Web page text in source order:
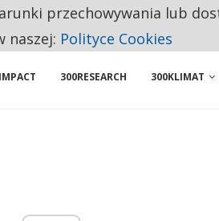
ZAKUPY
IMPACT 300RESEARCH 300KLIMAT
przechowywania lub
naszej: Polityce Cookies